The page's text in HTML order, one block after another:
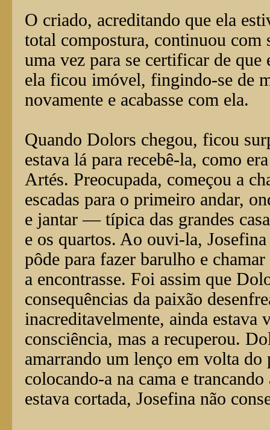
O criado, acreditando que ela
total compostura, continuou com
uma vez para se certificar de
ela ficou imóvel, fingindo-se de
novamente e acabasse com ela.
Quando Dolors chegou, ficou
estava lá para recebê-la, como
Artés. Preocupada, começou a
escadas para o primeiro andar,
e jantar — típica das grandes
e os quartos. Ao ouvi-la,
pôde para fazer barulho e
a encontrasse. Foi assim que
consequências da paixão
inacreditavelmente, ainda
consciência, mas a recuperou.
amarrando um lenço em volta do
colocando-a na cama e
estava cortada, Josefina não